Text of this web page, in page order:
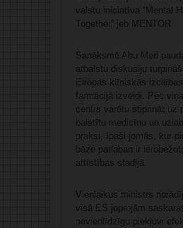
valstu iniciatīva “Mental
Together” jeb MENTOR.
Sanāksmē Abu Meri
atbalstu diskusiju
Eiropas klīniskās
farmācijā izveidi. Pēc
centrs varētu stiprināt uz
balstītu medicīnu un
praksi, īpaši jomās, kur
bāze patlaban ir
attīstības stadijā.
Vienlaikus ministrs
visā ES joprojām
nevienlīdzīgu piekļuvi